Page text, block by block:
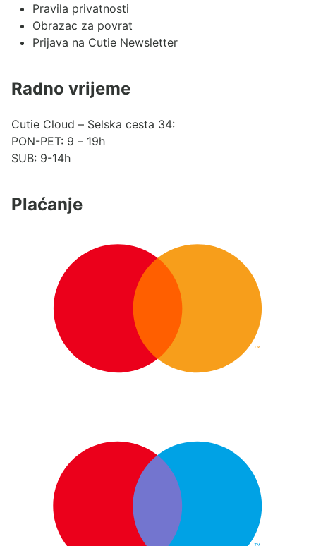
Pravila privatnosti
Obrazac za povrat
Prijava na Cutie Newsletter
Radno vrijeme
Cutie Cloud – Selska cesta 34:
PON-PET: 9 – 19h
SUB: 9-14h
Plaćanje